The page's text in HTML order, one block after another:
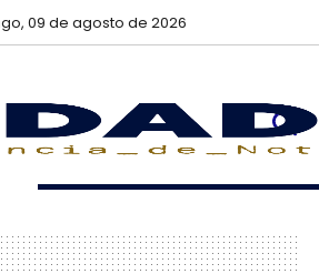
09 de agosto de 2026